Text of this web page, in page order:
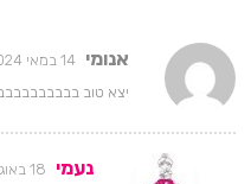
אנומי 14 במאי 2024 בשעה 15:27
יצא טוב
נעמי 18 באוגוסט 2024 בשעה 09:25